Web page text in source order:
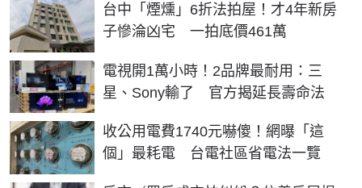
台中「煙燻」6折法拍屋！才4年新房
子慘淪凶宅 一拍底價461萬
電視開1萬小時！2品牌最耐用：三
星、Sony輸了 官方揭延長壽命法
收公用電費1740元嚇傻！網曝「這
個」最耗電 台電社區省電法一覽